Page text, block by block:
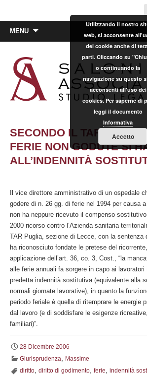
MENU
SECONDO IL TAR
FERIE NON GODUTE SI
ALL’INDENNITÀ
Il vice direttore amministrativo di un ospedale
godere di n. 26 gg. di ferie nel 1994 per causa
non ha neppure ricevuto il compenso
2000 ricorso contro l’Azienda sanitaria
TAR Puglia, sezione di Lecce, con la sentenza
ha riconosciuto fondate le pretese del
applicazione dell’art. 36, co. 3, Cost., “la
alle ferie annuali fa sorgere in capo ai
predetta indennità sostitutiva (equivalente alla
normali giornate lavorative), in quanto la
periodo feriale è quella di ritemprare le energie
dal lavoro (e di soddisfare le esigenze
familiari)”.
28 Dicembre 2006
Giurisprudenza
Massime
diritto diritto di godimento ferie indennità
Utilizzando il nostro
web, si acconsente
dei cookie anche di
parti. Cliccando su
o continuando la
navigazione su questo
acconsenti all'uso dei
cookies. Per saperne di
leggi il documento
Informativa
Accetto